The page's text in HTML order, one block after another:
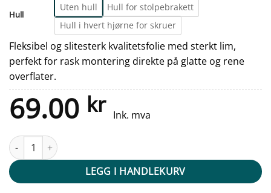
Hull
Uten hull
Hull for stolpebrakett
Hull i hvert hjørne for skruer
Fleksibel og slitesterk kvalitetsfolie med sterkt lim,
perfekt for rask montering direkte på glatte og rene
overflater.
69.00 kr Ink. mva
Privat vei skilt - Innkjøring forbudt - Hvit antall
LEGG I HANDLEKURV